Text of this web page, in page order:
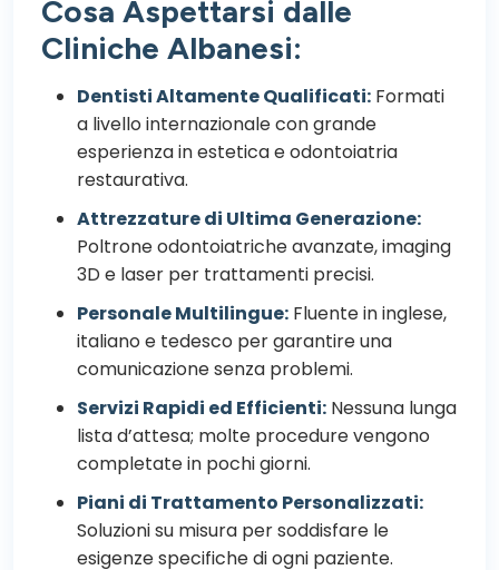
Cosa Aspettarsi dalle
Cliniche Albanesi:
Dentisti Altamente Qualificati: Formati
a livello internazionale con grande
esperienza in estetica e odontoiatria
restaurativa.
Attrezzature di Ultima Generazione:
Poltrone odontoiatriche avanzate, imaging
3D e laser per trattamenti precisi.
Personale Multilingue: Fluente in inglese,
italiano e tedesco per garantire una
comunicazione senza problemi.
Servizi Rapidi ed Efficienti: Nessuna lunga
lista d’attesa; molte procedure vengono
completate in pochi giorni.
Piani di Trattamento Personalizzati:
Soluzioni su misura per soddisfare le
esigenze specifiche di ogni paziente.